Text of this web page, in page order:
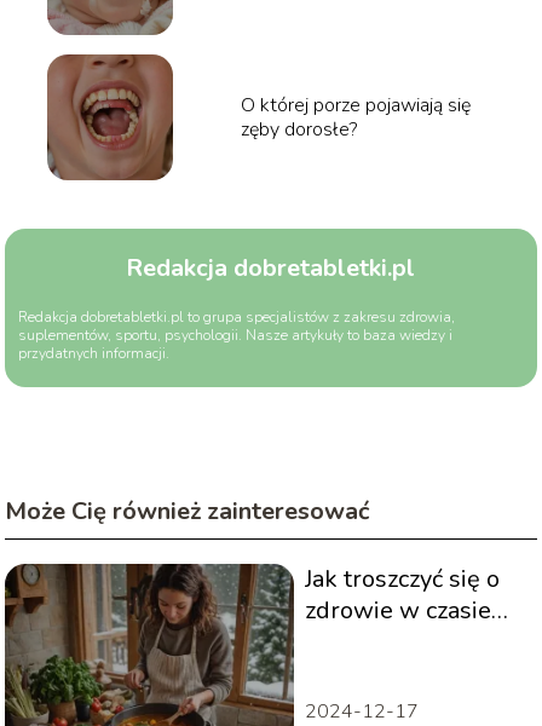
O której porze pojawiają się
zęby dorosłe?
Redakcja dobretabletki.pl
Redakcja dobretabletki.pl to grupa specjalistów z zakresu zdrowia,
suplementów, sportu, psychologii. Nasze artykuły to baza wiedzy i
przydatnych informacji.
Może Cię również zainteresować
Jak troszczyć się o
zdrowie w czasie
2024-12-17